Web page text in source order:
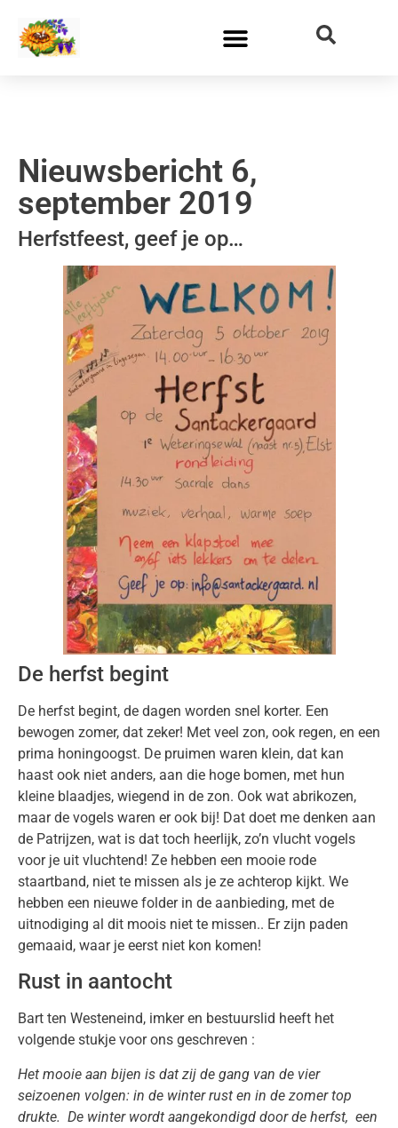
Nieuwsbericht 6,
september 2019
Herfstfeest, geef je op…
De herfst begint
De herfst begint, de dagen worden snel korter. Een
bewogen zomer, dat zeker! Met veel zon, ook regen, en een
prima honingoogst. De pruimen waren klein, dat kan
haast ook niet anders, aan die hoge bomen, met hun
kleine blaadjes, wiegend in de zon. Ook wat abrikozen,
maar de vogels waren er ook bij! Dat doet me denken aan
de Patrijzen, wat is dat toch heerlijk, zo’n vlucht vogels
voor je uit vluchtend! Ze hebben een mooie rode
staartband, niet te missen als je ze achterop kijkt. We
hebben een nieuwe folder in de aanbieding, met de
uitnodiging al dit moois niet te missen.. Er zijn paden
gemaaid, waar je eerst niet kon komen!
Rust in aantocht
Bart ten Westeneind, imker en bestuurslid heeft het
volgende stukje voor ons geschreven :
Het mooie aan bijen is dat zij de gang van de vier
seizoenen volgen: in de winter rust en in de zomer top
drukte. De winter wordt aangekondigd door de herfst, een